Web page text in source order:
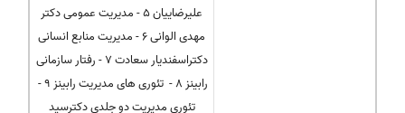
علیرضاییان 5 - مدیریت عمومی دکتر
مهدی الوانی 6 - مدیریت منابع انسانی
دکتراسفندیار سعادت 7 - رفتار سازمانی
رابینز 8 - تئوری های مدیریت رابینز 9 -
تئوری مدیریت دو جلدی دکترسید